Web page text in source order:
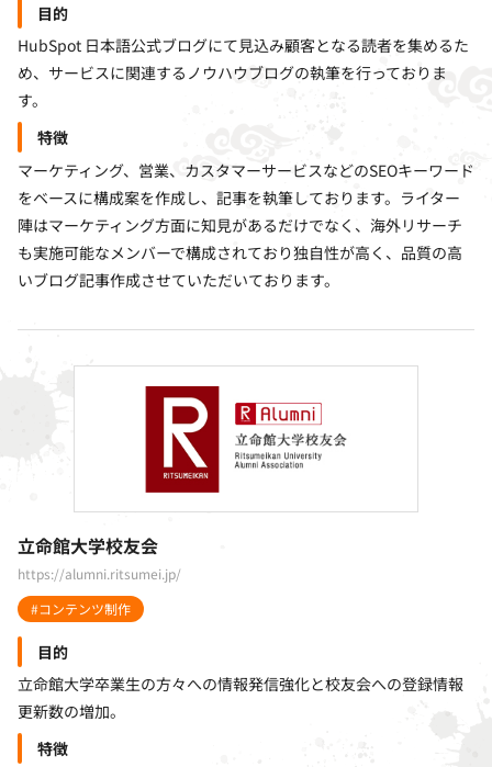
目的
HubSpot 日本語公式ブログにて見込み顧客となる読者を集めるた
め、サービスに関連するノウハウブログの執筆を行っておりま
す。
特徴
マーケティング、営業、カスタマーサービスなどのSEOキーワード
をベースに構成案を作成し、記事を執筆しております。ライター
陣はマーケティング方面に知見があるだけでなく、海外リサーチ
も実施可能なメンバーで構成されており独自性が高く、品質の高
いブログ記事作成させていただいております。
立命館大学校友会
https://alumni.ritsumei.jp/
#コンテンツ制作
目的
立命館大学卒業生の方々への情報発信強化と校友会への登録情報
更新数の増加。
特徴